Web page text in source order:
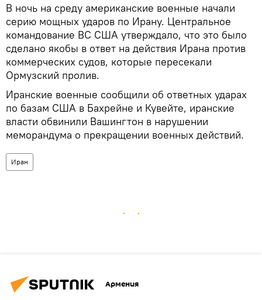
В ночь на среду американские военные начали
серию мощных ударов по Ирану. Центральное
командование ВС США утверждало, что это было
сделано якобы в ответ на действия Ирана против
коммерческих судов, которые пересекали
Ормузский пролив.
Иранские военные сообщили об ответных ударах
по базам США в Бахрейне и Кувейте, иранские
власти обвинили Вашингтон в нарушении
меморандума о прекращении военных действий.
Иран
Армения